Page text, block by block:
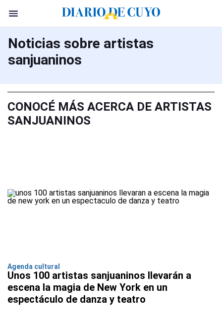
Noticias sobre artistas
sanjuaninos
CONOCÉ MÁS ACERCA DE ARTISTAS
SANJUANINOS
Agenda cultural
Unos 100 artistas sanjuaninos llevarán a
escena la magia de New York en un
espectáculo de danza y teatro